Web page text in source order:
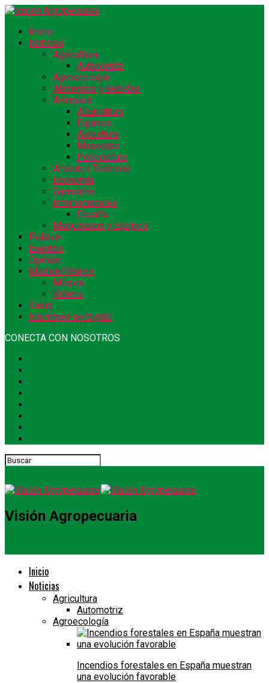
Inicio
Noticias
Agricultura
Automotriz
Agroecología
Alimentos y Bebidas
Animales
Acuicultura
Equinos
Avicultura
Mascotas
Porcicultura
Artículos Técnicos
Economía
Ganadería
Internacionales
España
Maquinarias y Equipos
Política
Eventos
Opinión
Música/Videos
Música
Videos
Salud
Ediciones en Digital
CONECTA CON NOSOTROS
Visión Agropecuaria
Inicio
Noticias
Agricultura
Automotriz
Agroecología
Incendios forestales en España muestran
una evolución favorable